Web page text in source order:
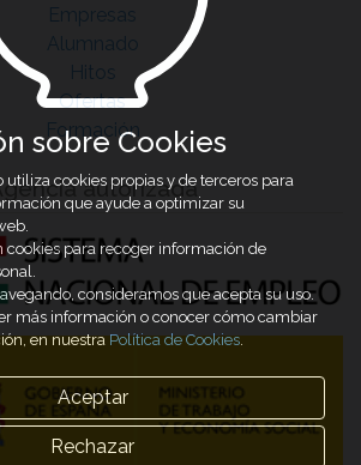
Empresas
Alumnado
Hitos
Ofertas
Formación
autorizada
sobre Cookies
utiliza cookies propias y de terceros para
que ayude a optimizar su
cookies para recoger información de
consideramos que acepta su uso.
más información o conocer cómo cambiar
en nuestraPolítica de Cookies.
Aceptar
Rechazar